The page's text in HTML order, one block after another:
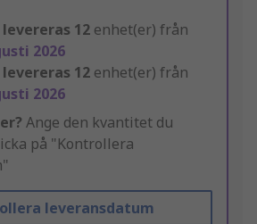
12 enhet(er) från
2026
12 enhet(er) från
2026
Ange den kvantitet du
på "Kontrollera
leveransdatum